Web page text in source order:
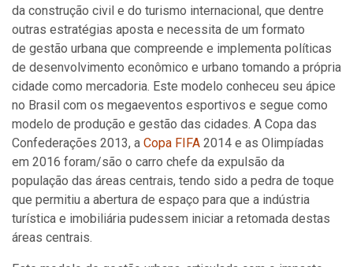
da construção civil e do turismo internacional, que dentre
outras estratégias aposta e necessita de um formato
de gestão urbana que compreende e implementa políticas
de desenvolvimento econômico e urbano tomando a própria
cidade como mercadoria. Este modelo conheceu seu ápice
no Brasil com os megaeventos esportivos e segue como
modelo de produção e gestão das cidades. A Copa das
Confederações 2013, a Copa FIFA 2014 e as Olimpíadas
em 2016 foram/são o carro chefe da expulsão da
população das áreas centrais, tendo sido a pedra de toque
que permitiu a abertura de espaço para que a indústria
turística e imobiliária pudessem iniciar a retomada destas
áreas centrais.